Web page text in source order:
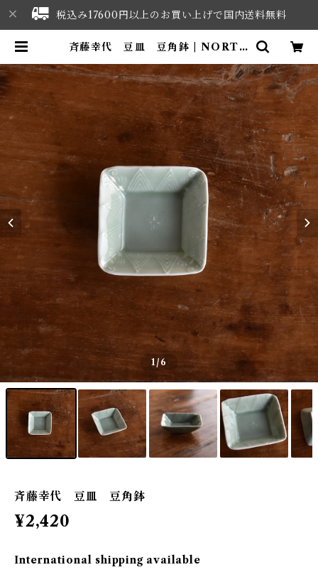
税込み17600円以上のお買い上げで国内送料無料
斉藤幸代 豆皿 豆角鉢 | NORTH
1/6
斉藤幸代 豆皿 豆角鉢
¥2,420
International shipping available